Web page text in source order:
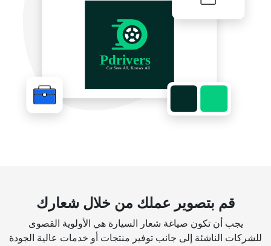
قم بتصوير عملك من خلال شعارك
يجب أن تكون صياغة شعار السيارة هي الأولوية القصوى
للشركات الناشئة إلى جانب توفير منتجات أو خدمات عالية الجودة